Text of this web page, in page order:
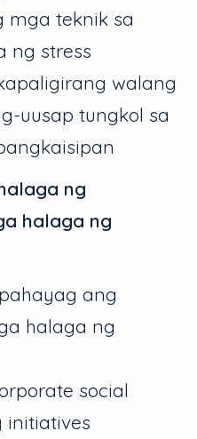
mga teknik sa
ng stress
walang
uusap tungkol sa
ng
halaga ng
ang
halaga ng
social
initiatives